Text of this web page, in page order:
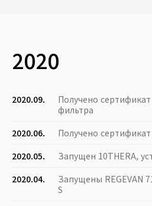
2020
2020.09.
Получено
фильтра
2020.06.
Получено сертификат
2020.05.
Запущен 10THERA,
2020.04.
Запущены REGEVAN
S